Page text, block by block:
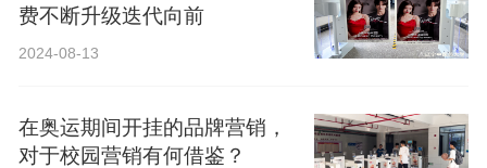
费不断升级迭代向前
2024-08-13
在奥运期间开挂的品牌营销，
对于校园营销有何借鉴？